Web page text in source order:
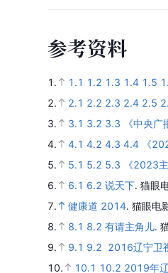
参考资料
1. 1.1 1.2 1.3 1.4 1.5
2.
2.1 2.2 2.3 2.4 2.5
3.
3.1 3.2 3.3
《中央
4.
4.1 4.2 4.3 4.4
《
5.
5.1 5.2 5.3
《2023
6.
6.1 6.2 说天下. 猫眼
7.
健康道 2014. 猫眼电
8.
8.1 8.2 有请主角儿.
9.
9.1 9.2 2016辽宁卫
10.
10.1 10.2 2019年